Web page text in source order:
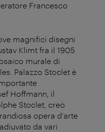
Francesco
magnifici disegni
Klimt fra il 1905
murale di
Palazzo Stoclet è
Hoffmann, il
Stoclet, creò
opera d'arte
da vari